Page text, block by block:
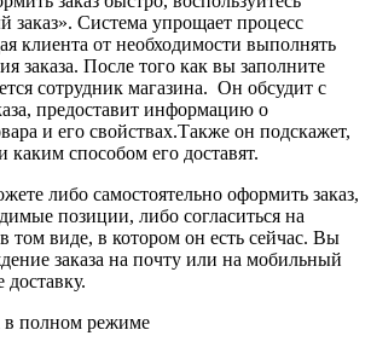
заказ». Система упрощает процесс
клиента от необходимости выполнять
заказа. После того как вы заполните
сотрудник магазина. Он обсудит с
предоставит информацию о
и его свойствах.Также он подскажет,
каким способом его доставят.
либо самостоятельно оформить заказ,
позиции, либо согласиться на
том виде, в котором он есть сейчас. Вы
заказа на почту или на мобильный
в полном режиме